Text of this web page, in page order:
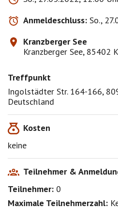
Anmeldeschluss: So.,
Kranzberger See
Kranzberger See, 85402
Treffpunkt
Ingolstädter Str. 164-166,
Deutschland
Kosten
keine
Teilnehmer &
Teilnehmer: 0
Maximale Teilnehmerzahl: